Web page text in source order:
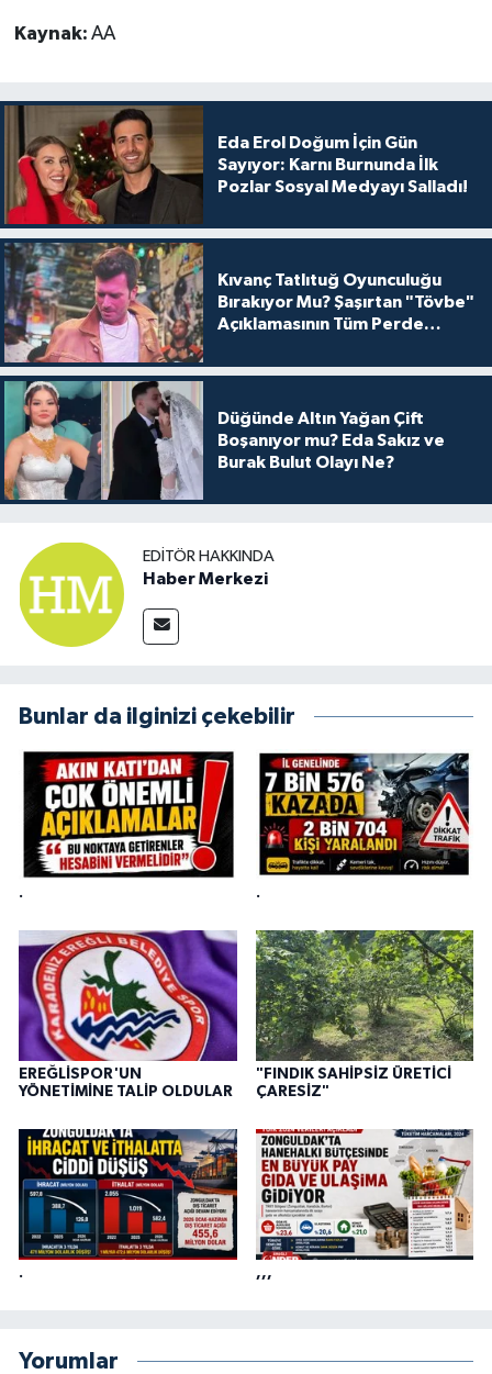
Kaynak: AA
Eda Erol Doğum İçin Gün
Sayıyor: Karnı Burnunda İlk
Pozlar Sosyal Medyayı Salladı!
Kıvanç Tatlıtuğ Oyunculuğu
Bırakıyor Mu? Şaşırtan "Tövbe"
Açıklamasının Tüm Perde
Düğünde Altın Yağan Çift
Boşanıyor mu? Eda Sakız ve
Burak Bulut Olayı Ne?
EDITÖR HAKKINDA
Haber Merkezi
Bunlar da ilginizi çekebilir
. .
EREĞLİSPOR'UN
YÖNETİMİNE TALİP OLDULAR
"FINDIK SAHİPSİZ ÜRETİCİ
ÇARESİZ"
. ,,,
Yorumlar